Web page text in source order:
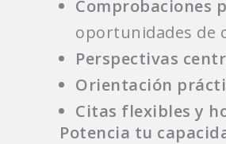
Comprobaciones
oportunidades de
Perspectivas
Orientación
Citas flexibles y
Potencia tu